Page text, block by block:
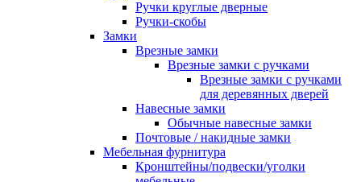
Ручки круглые дверные
Ручки-скобы
Замки
Врезные замки
Врезные замки с ручками
Врезные замки с ручками
для деревянных дверей
Навесные замки
Обычные навесные замки
Почтовые / накидные замки
Мебельная фурнитура
Кронштейны/подвески/уголки